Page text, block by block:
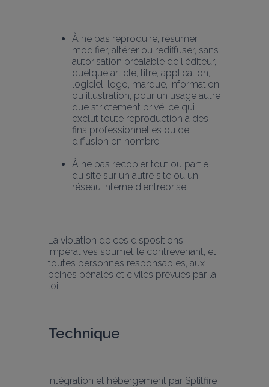
À ne pas reproduire, résumer,
modifier, altérer ou rediffuser, sans
autorisation préalable de l'éditeur,
quelque article, titre, application,
logiciel, logo, marque, information
ou illustration, pour un usage autre
que strictement privé, ce qui
exclut toute reproduction à des
fins professionnelles ou de
diffusion en nombre.
À ne pas recopier tout ou partie
du site sur un autre site ou un
réseau interne d'entreprise.
La violation de ces dispositions
impératives soumet le contrevenant, et
toutes personnes responsables, aux
peines pénales et civiles prévues par la
loi.
Technique
Intégration et hébergement par Splitfire